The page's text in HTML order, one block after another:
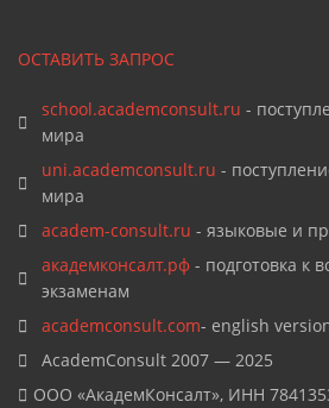
ОСТАВИТЬ ЗАПРОС
school.academconsult.ru -
мира
uni.academconsult.ru -
мира
academ-consult.ru - языковые и
академконсалт.рф- подготовка к
экзаменам
academconsult.com- english
AcademConsult 2007 — 2025
ООО «АкадемКонсалт», ИНН